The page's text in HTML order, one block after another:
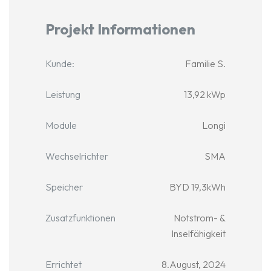
Projekt Informationen
Kunde: Familie S.
Leistung 13,92 kWp
Module Longi
Wechselrichter SMA
Speicher BYD 19,3kWh
Zusatzfunktionen
Notstrom- &
Inselfähigkeit
Errichtet 8.August, 2024